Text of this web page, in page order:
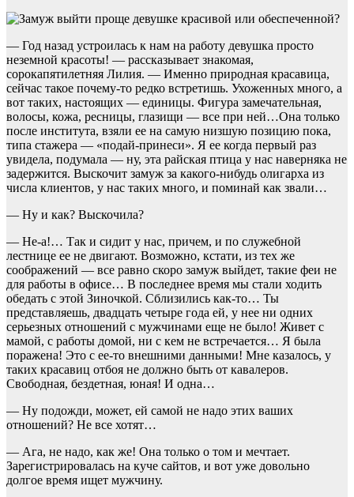
— Год назад устроилась к нам на работу девушка просто
неземной красоты! — рассказывает знакомая,
сорокапятилетняя Лилия. — Именно природная красавица,
сейчас такое почему-то редко встретишь. Ухоженных много, а
вот таких, настоящих — единицы. Фигура замечательная,
волосы, кожа, ресницы, глазищи — все при ней…Она только
после института, взяли ее на самую низшую позицию пока,
типа стажера — «подай-принеси». Я ее когда первый раз
увидела, подумала — ну, эта райская птица у нас наверняка не
задержится. Выскочит замуж за какого-нибудь олигарха из
числа клиентов, у нас таких много, и поминай как звали…
— Ну и как? Выскочила?
— Не-а!… Так и сидит у нас, причем, и по служебной
лестнице ее не двигают. Возможно, кстати, из тех же
соображений — все равно скоро замуж выйдет, такие феи не
для работы в офисе… В последнее время мы стали ходить
обедать с этой Зиночкой. Сблизились как-то… Ты
представляешь, двадцать четыре года ей, у нее ни одних
серьезных отношений с мужчинами еще не было! Живет с
мамой, с работы домой, ни с кем не встречается… Я была
поражена! Это с ее-то внешними данными! Мне казалось, у
таких красавиц отбоя не должно быть от кавалеров.
Свободная, бездетная, юная! И одна…
— Ну подожди, может, ей самой не надо этих ваших
отношений? Не все хотят…
— Ага, не надо, как же! Она только о том и мечтает.
Зарегистрировалась на куче сайтов, и вот уже довольно
долгое время ищет мужчину.